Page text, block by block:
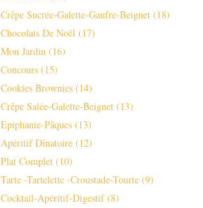
Crêpe Sucrée-Galette-Gaufre-Beignet (18)
Chocolats De Noël (17)
Mon Jardin (16)
Concours (15)
Cookies Brownies (14)
Crêpe Salée-Galette-Beignet (13)
Epiphanie-Pâques (13)
Apéritif Dînatoire (12)
Plat Complet (10)
Tarte -tartelette -croustade-Tourte (9)
Cocktail-Apéritif-Digestif(8)